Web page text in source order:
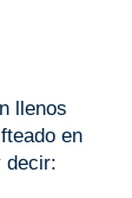
llenos
en
decir: